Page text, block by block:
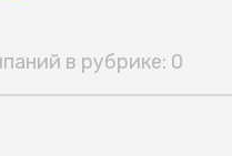
в рубрике: 0